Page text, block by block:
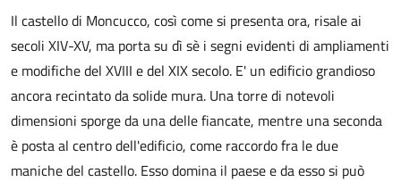
Il castello di Moncucco, così come si presenta ora, risale ai
secoli XIV-XV, ma porta su dì sè i segni evidenti di ampliamenti
e modifiche del XVIII e del XIX secolo. E' un edificio grandioso
ancora recintato da solide mura. Una torre di notevoli
dimensioni sporge da una delle fiancate, mentre una seconda
è posta al centro dell'edificio, come raccordo fra le due
maniche del castello. Esso domina il paese e da esso si può